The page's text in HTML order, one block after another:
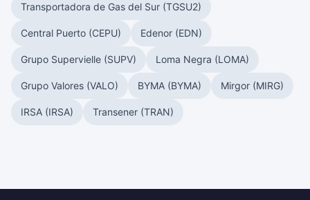
Transportadora de Gas del Sur (TGSU2)
Central Puerto (CEPU) Edenor (EDN)
Grupo Supervielle (SUPV) Loma Negra (LOMA)
Grupo Valores (VALO) BYMA (BYMA) Mirgor (MIRG)
IRSA (IRSA) Transener (TRAN)